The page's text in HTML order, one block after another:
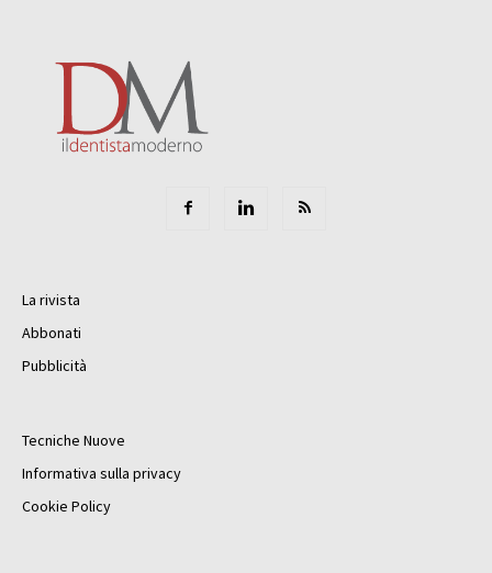
La rivista
Abbonati
Pubblicità
Tecniche Nuove
Informativa sulla privacy
Cookie Policy